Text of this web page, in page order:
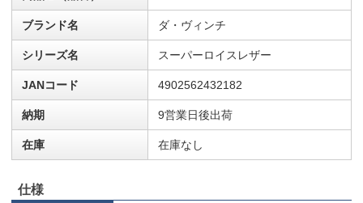
ブランド名 ダ・ヴィンチ
シリーズ名 スーパーロイスレザー
JANコード 4902562432182
納期 9営業日後出荷
在庫 在庫なし
仕様